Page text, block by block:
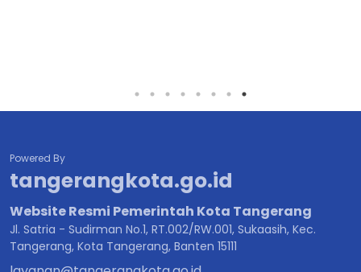
Powered By
tangerangkota.go.id
Website Resmi Pemerintah Kota Tangerang
Jl. Satria - Sudirman No.1, RT.002/RW.001, Sukaasih, Kec.
Tangerang, Kota Tangerang, Banten 15111